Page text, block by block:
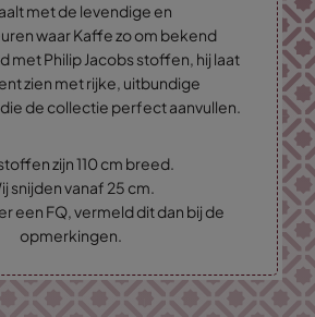
met de levendige en
waar Kaffe zo om bekend
met Philip Jacobs stoffen, hij laat
zien met rijke, uitbundige
de collectie perfect aanvullen.
zijn 110 cm breed.
snijden vanaf 25 cm.
een FQ, vermeld dit dan bij de
opmerkingen.